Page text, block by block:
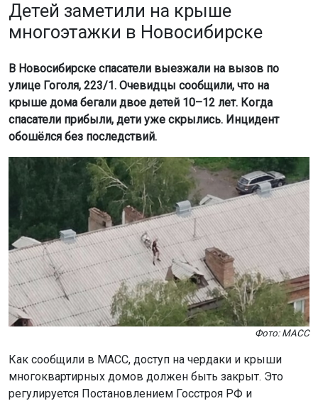
Детей заметили на крыше
многоэтажки в Новосибирске
В Новосибирске спасатели выезжали на вызов по
улице Гоголя, 223/1. Очевидцы сообщили, что на
крыше дома бегали двое детей 10–12 лет. Когда
спасатели прибыли, дети уже скрылись. Инцидент
обошёлся без последствий.
Фото: МАСС
Как сообщили в МАСС, доступ на чердаки и крыши
многоквартирных домов должен быть закрыт. Это
регулируется Постановлением Госстроя РФ и